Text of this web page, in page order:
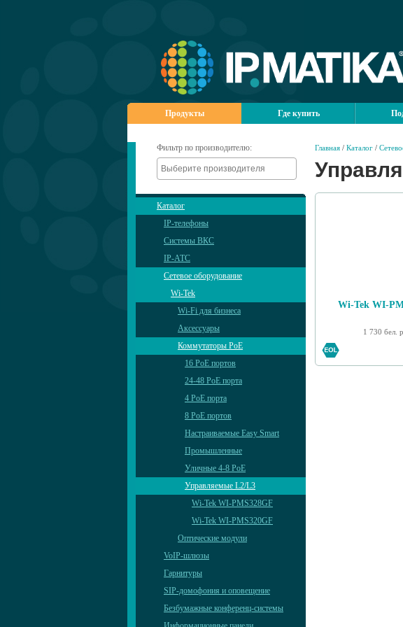
Продукты Где купить
Фильтр по производителю:
Каталог
IP-телефоны
Системы ВКС
IP-АТС
Сетевое оборудование
Wi-Tek
Wi-Fi для бизнеса
Аксессуары
Коммутаторы PoE
16 PoE портов
24-48 PoE порта
4 PoE порта
8 PoE портов
Настраиваемые Easy Smart
Промышленные
Уличные 4-8 PoE
Управляемые L2/L3
Wi-Tek WI-PMS328GF
Wi-Tek WI-PMS320GF
Оптические модули
VoIP-шлюзы
Гарнитуры
SIP-домофония и оповещение
Безбумажные конференц-системы
Главная / Каталог /
Wi-Tek WI-
1 730 бел.